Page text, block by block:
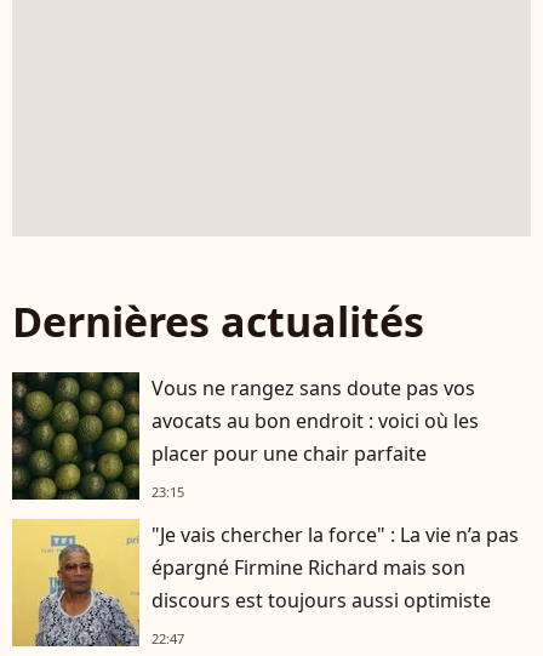
Dernières actualités
Vous ne rangez sans doute pas vos
avocats au bon endroit : voici où les
placer pour une chair parfaite
23:15
"Je vais chercher la force" : La vie n’a pas
épargné Firmine Richard mais son
discours est toujours aussi optimiste
22:47